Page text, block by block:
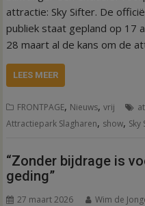
attractie: Sky Sifter. De
publiek staat gepland op 17
28 maart al de kans om de
LEES MEER
FRONTPAGE, Nieuws,vrij
Attractiepark Slagharen, show, Sky
“Zonder bijdrage is
geding”
27 maart 2026 Wim de